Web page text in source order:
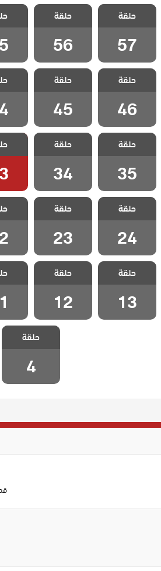
مسلسل مد وجزر
مدبلج الحلقة 57
حلقة
57
مسلسل مد وجزر
مدبلج الحلقة 56
حلقة
56
مسلسل
مدبلج
مسلسل مد وجزر
مدبلج الحلقة 46
حلقة
46
مسلسل مد وجزر
مدبلج الحلقة 45
حلقة
45
مسلسل
مدبلج
مسلسل مد وجزر
مدبلج الحلقة 35
حلقة
35
مسلسل مد وجزر
مدبلج الحلقة 34
حلقة
34
مسلسل
مدبلج
مسلسل مد وجزر
مدبلج الحلقة 24
حلقة
24
مسلسل مد وجزر
مدبلج الحلقة 23
حلقة
23
مسلسل
مدبلج
مسلسل مد وجزر
مدبلج الحلقة 13
حلقة
13
مسلسل مد وجزر
مدبلج الحلقة 12
حلقة
12
مسلسل
مدبلج
مسلسل مد وجزر
مدبلج الحلقة 4
حلقة
4